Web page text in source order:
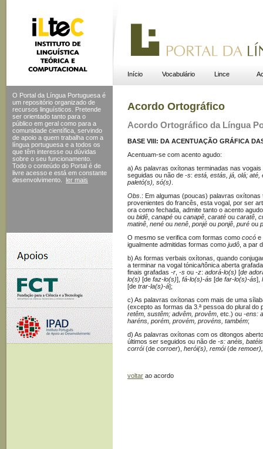
Início Vocabulário Lince
O Portal da Língua Portuguesa é
um repositório organizado de
recursos linguísticos. Pretende
ser orientado tanto para o
público em geral como para a
comunidade científica, servindo
de apoio a quem trabalha com a
língua portuguesa e a todos os
que têm interesse ou dúvidas
sobre o seu funcionamento.
Todo o conteúdo do Portal é de
livre acesso e está em constante
desenvolvimento.
ler mais
Acordo Ortográfico
Acordo Ortográfico da Língua
BASE VIII: DA ACENTUAÇÃO GRÁFICA
Acentuam-se com acento agudo:
a) As palavras oxítonas terminadas nas
seguidas ou não de -s: está, estás, já, olá;
paletó(s), só(s)
Obs .: Em algumas (poucas) palavras
provenientes do francês, esta vogal, por ser
ora como fechada, admite tanto o acento
ou bidê canapé ou canapê caraté ou caratê
matinê nené ou nenê ponjé ou ponjê puré ou
O mesmo se verifica com formas como cocó e
igualmente admitidas formas como judô , a par
b) As formas verbais oxítonas, quando
a terminar na vogal tónica/tônica aberta
finais grafadas -r -s ou -z: adorá-lo(s) [de
lo(s) [de faz-lo(s)], fá-lo(s)-ás [de far-lo(s)-ás],
[de trar-la(s)-á];
c) As palavras oxítonas com mais de uma
(excepto as formas da 3.ª pessoa do plural
retêm, sustêm; advêm, provêm , etc.) ou -ens:
haréns, porém, provém, provéns, também;
d) As palavras oxítonas com os ditongos
últimos ser seguidos ou não de -s: anéis,
corrói(de corroer), herói(s), remói(de
voltar ao acordo